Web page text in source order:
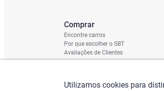
Comprar
Encontre carros
Por que escolher o SBT
Avaliações de Clientes
Utilizamos cookies para